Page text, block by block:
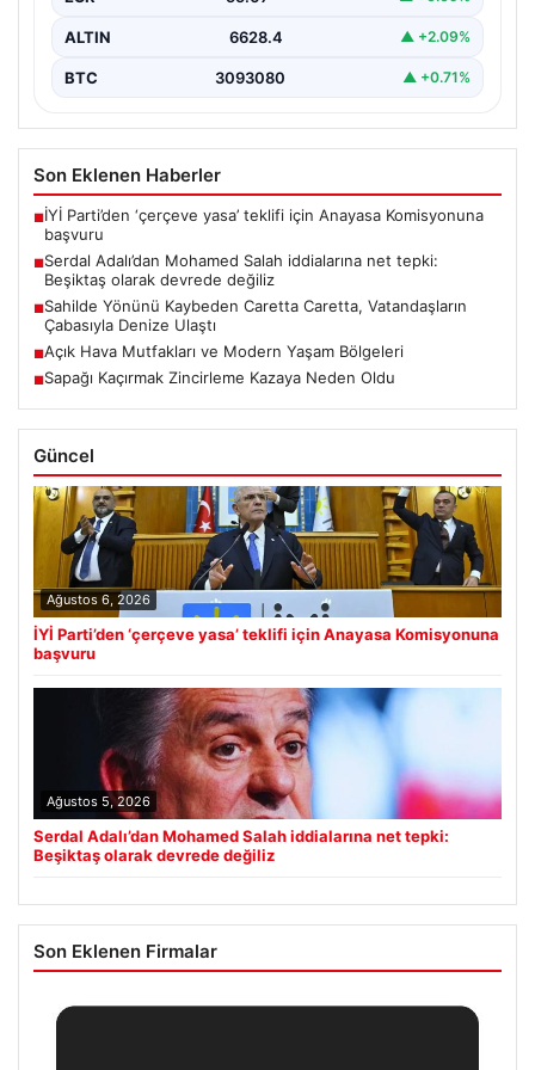
ALTIN 6628.4 ▲ +2.09%
BTC 3093080 ▲ +0.71%
Son Eklenen Haberler
■İYİ Parti’den ‘çerçeve yasa’ teklifi için Anayasa Komisyonuna
başvuru
■Serdal Adalı’dan Mohamed Salah iddialarına net tepki:
Beşiktaş olarak devrede değiliz
■Sahilde Yönünü Kaybeden Caretta Caretta, Vatandaşların
Çabasıyla Denize Ulaştı
■Açık Hava Mutfakları ve Modern Yaşam Bölgeleri
■Sapağı Kaçırmak Zincirleme Kazaya Neden Oldu
Güncel
Ağustos 6, 2026
İYİ Parti’den ‘çerçeve yasa’ teklifi için Anayasa Komisyonuna
başvuru
Ağustos 5, 2026
Serdal Adalı’dan Mohamed Salah iddialarına net tepki:
Beşiktaş olarak devrede değiliz
Son Eklenen Firmalar